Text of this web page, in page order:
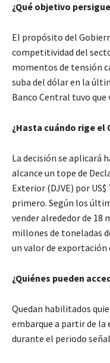
¿Qué objetivo
El propósito del
competitividad del
momentos de tensión
suba del dólar en la
Banco Central tuvo que
¿Hasta cuándo rige el
La decisión se aplicará
alcance un tope de
Exterior (DJVE) por
primero. Según los
vender alrededor de 18
millones de toneladas
un valor de exportación
¿Quiénes pueden
Quedan habilitados
embarque a partir de la
durante el periodo